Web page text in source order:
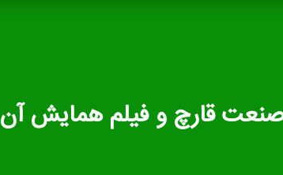
قارچ و فیلم همایش آن